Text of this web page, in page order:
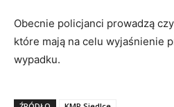
Obecnie policjanci prowadzą
które mają na celu wyjaśnienie
wypadku.